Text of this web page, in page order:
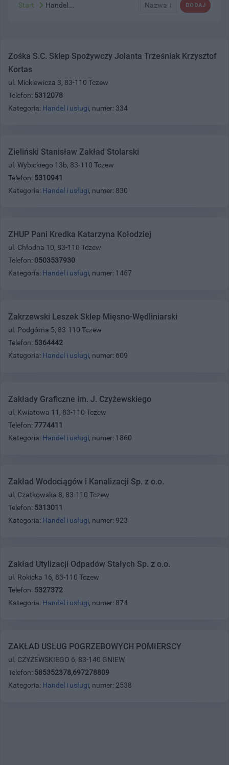
DODAJ
Nazwa ↓
Start Handel...
Zośka S.C. Sklep Spożywczy Jolanta Trześniak Krzysztof
Kortas
ul. Mickiewicza 3, 83-110 Tczew
Telefon: 5312078
Kategoria: Handel i usługi, numer: 334
Zieliński Stanisław Zakład Stolarski
ul. Wybickiego 13b, 83-110 Tczew
Telefon: 5310941
Kategoria: Handel i usługi, numer: 830
ZHUP Pani Kredka Katarzyna Kołodziej
ul. Chłodna 10, 83-110 Tczew
Telefon: 0503537930
Kategoria: Handel i usługi, numer: 1467
Zakrzewski Leszek Sklep Mięsno-Wędliniarski
ul. Podgórna 5, 83-110 Tczew
Telefon: 5364442
Kategoria: Handel i usługi, numer: 609
Zakłady Graficzne im. J. Czyżewskiego
ul. Kwiatowa 11, 83-110 Tczew
Telefon: 7774411
Kategoria: Handel i usługi, numer: 1860
Zakład Wodociągów i Kanalizacji Sp. z o.o.
ul. Czatkowska 8, 83-110 Tczew
Telefon: 5313011
Kategoria: Handel i usługi, numer: 923
Zakład Utylizacji Odpadów Stałych Sp. z o.o.
ul. Rokicka 16, 83-110 Tczew
Telefon: 5327372
Kategoria: Handel i usługi, numer: 874
ZAKŁAD USŁUG POGRZEBOWYCH POMIERSCY
ul. CZYŻEWSKIEGO 6, 83-140 GNIEW
Telefon: 585352378,697278809
Kategoria: Handel i usługi, numer: 2538